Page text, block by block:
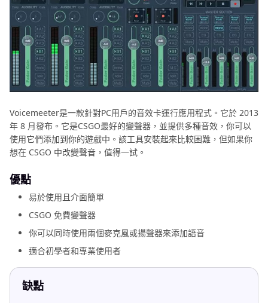
Voicemeeter是一款針對PC用戶的音效卡運行應用程式。它於 2013
年 8 月發布。它是CSGO最好的變聲器，並提供多種音效，你可以
使用它們添加到你的遊戲中。該工具安裝起來比較困難，但如果你
想在 CSGO 中改變聲音，值得一試。
優點
易於使用且介面簡單
CSGO 免費變聲器
你可以同時使用兩個麥克風或揚聲器來添加語音
適合初學者和專業使用者
缺點